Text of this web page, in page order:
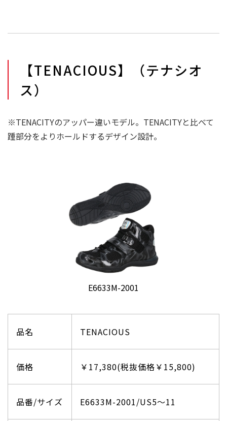
【TENACIOUS】（テナシオ
ス）
※TENACITYのアッパー違いモデル。TENACITYと比べて
踵部分をよりホールドするデザイン設計。
E6633M-2001
品名 TENACIOUS
価格 ￥17,380(税抜価格￥15,800)
品番/サイズ E6633M-2001/US5〜11